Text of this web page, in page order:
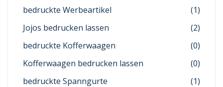
bedruckte Werbeartikel
(1)
Jojos bedrucken lassen
(2)
bedruckte Kofferwaagen
(0)
Kofferwaagen bedrucken lassen
(0)
bedruckte Spanngurte
(1)